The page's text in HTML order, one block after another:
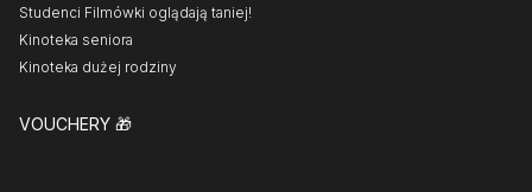
Studenci Filmówki oglądają taniej!
Kinoteka seniora
Kinoteka dużej rodziny
VOUCHERY 🎁